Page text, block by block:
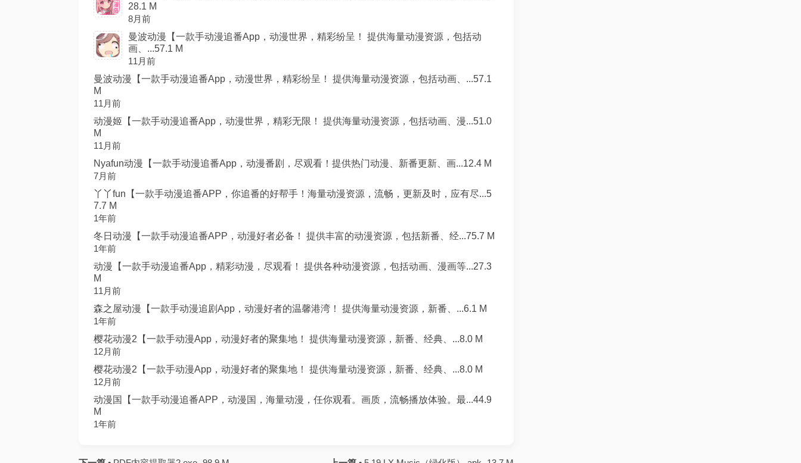
28.1 M
8月前
曼波动漫【一款手动漫追番App，动漫世界，精彩纷呈！ 提供海量动漫资源，包括动
画、...57.1 M
11月前
曼波动漫【一款手动漫追番App，动漫世界，精彩纷呈！ 提供海量动漫资源，包括动画、...57.1
M
11月前
动漫姬【一款手动漫追番App，动漫世界，精彩无限！ 提供海量动漫资源，包括动画、漫...51.0
M
11月前
Nyafun动漫【一款手动漫追番App，动漫番剧，尽观看！提供热门动漫、新番更新、画...12.4 M
7月前
丫丫fun【一款手动漫追番APP，你追番的好帮手！海量动漫资源，流畅，更新及时，应有尽...5
7.7 M
1年前
冬日动漫【一款手动漫追番APP，动漫好者必备！ 提供丰富的动漫资源，包括新番、经...75.7 M
1年前
动漫【一款手动漫追番App，精彩动漫，尽观看！ 提供各种动漫资源，包括动画、漫画等...27.3
M
11月前
森之屋动漫【一款手动漫追剧App，动漫好者的温馨港湾！ 提供海量动漫资源，新番、...6.1 M
1年前
樱花动漫2【一款手动漫App，动漫好者的聚集地！ 提供海量动漫资源，新番、经典、...8.0 M
12月前
樱花动漫2【一款手动漫App，动漫好者的聚集地！ 提供海量动漫资源，新番、经典、...8.0 M
12月前
动漫国【一款手动漫追番APP，动漫国，海量动漫，任你观看。画质，流畅播放体验。最...44.9
M
1年前